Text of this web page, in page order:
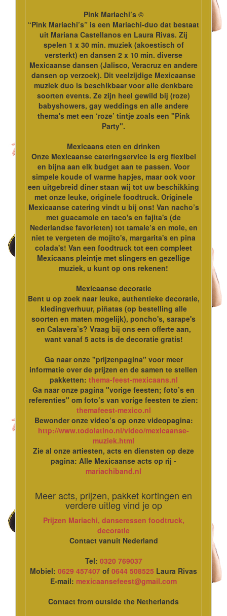
Pink Mariachi’s ©
“Pink Mariachi’s” is een Mariachi-duo dat bestaat
uit Mariana Castellanos en Laura Rivas. Zij
spelen 1 x 30 min. muziek (akoestisch of
versterkt) en dansen 2 x 10 min. diverse
Mexicaanse dansen (Jalisco, Veracruz en andere
dansen op verzoek). Dit veelzijdige Mexicaanse
muziek duo is beschikbaar voor alle denkbare
soorten events. Ze zijn heel gewild bij (roze)
babyshowers, gay weddings en alle andere
thema's met een ‘roze’ tintje zoals een "Pink
Party".
Mexicaans eten en drinken
Onze Mexicaanse cateringservice is erg flexibel
en bijna aan elk budget aan te passen. Voor
simpele koude of warme hapjes, maar ook voor
een uitgebreid diner staan wij tot uw beschikking
met onze leuke, originele foodtruck. Originele
Mexicaanse catering vindt u bij ons! Van nacho’s
met guacamole en taco's en fajita's (de
Nederlandse favorieten) tot tamale’s en mole, en
niet te vergeten de mojito's, margarita's en pina
colada's! Van een foodtruck tot een compleet
Mexicaans pleintje met slingers en gezellige
muziek, u kunt op ons rekenen!
Mexicaanse decoratie
Bent u op zoek naar leuke, authentieke decoratie,
kledingverhuur, piñatas (op bestelling alle
soorten en maten mogelijk), poncho's, sarape's
en Calavera’s? Vraag bij ons een offerte aan,
want vanaf 5 acts is de decoratie gratis!
Ga naar onze "prijzenpagina" voor meer
informatie over de prijzen en de samen te stellen
pakketten: thema-feest-mexicaans.nl
Ga naar onze pagina "vorige feesten; foto’s en
referenties" om foto’s van vorige feesten te zien:
themafeest-mexico.nl
Bewonder onze video’s op onze videopagina:
http://www.todolatino.nl/video/mexicaanse-
muziek.html
Zie al onze artiesten, acts en diensten op deze
pagina: Alle Mexicaanse acts op rij -
mariachiband.nl
Meer acts, prijzen, pakket kortingen en
verdere uitleg vind je op
Prijzen Mariachi, danseressen foodtruck,
decoratie
Contact vanuit Nederland
Tel: 0320 769037
Mobiel: 0629 457407 of 0644 508525 Laura Rivas
E-mail: mexicaansefeest@gmail.com
Contact from outside the Netherlands